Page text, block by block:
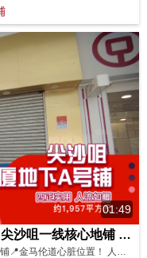
01:49
独家代理 金马商业大厦地下A号铺 尖沙咀一线核心地铺 日夜人流爆旺消费力强